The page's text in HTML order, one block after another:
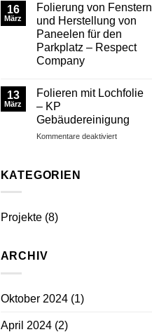
Color
schwarzer
Hintergrund
mit
Ihrem
Wunschtext
zu
Neues
Produkt
im
Angebot
16
März
Folierung von Fenstern
und Herstellung von
Paneelen für den
Parkplatz – Respect
Company
zu
Folierung
von
Fenstern
Herstellung
den
Company
13
März
Folieren mit Lochfolie
– KP
Gebäudereinigung
Kommentare deaktiviertfür
KATEGORIEN
Projekte(8)
ARCHIV
Oktober 2024(1)
April 2024(2)